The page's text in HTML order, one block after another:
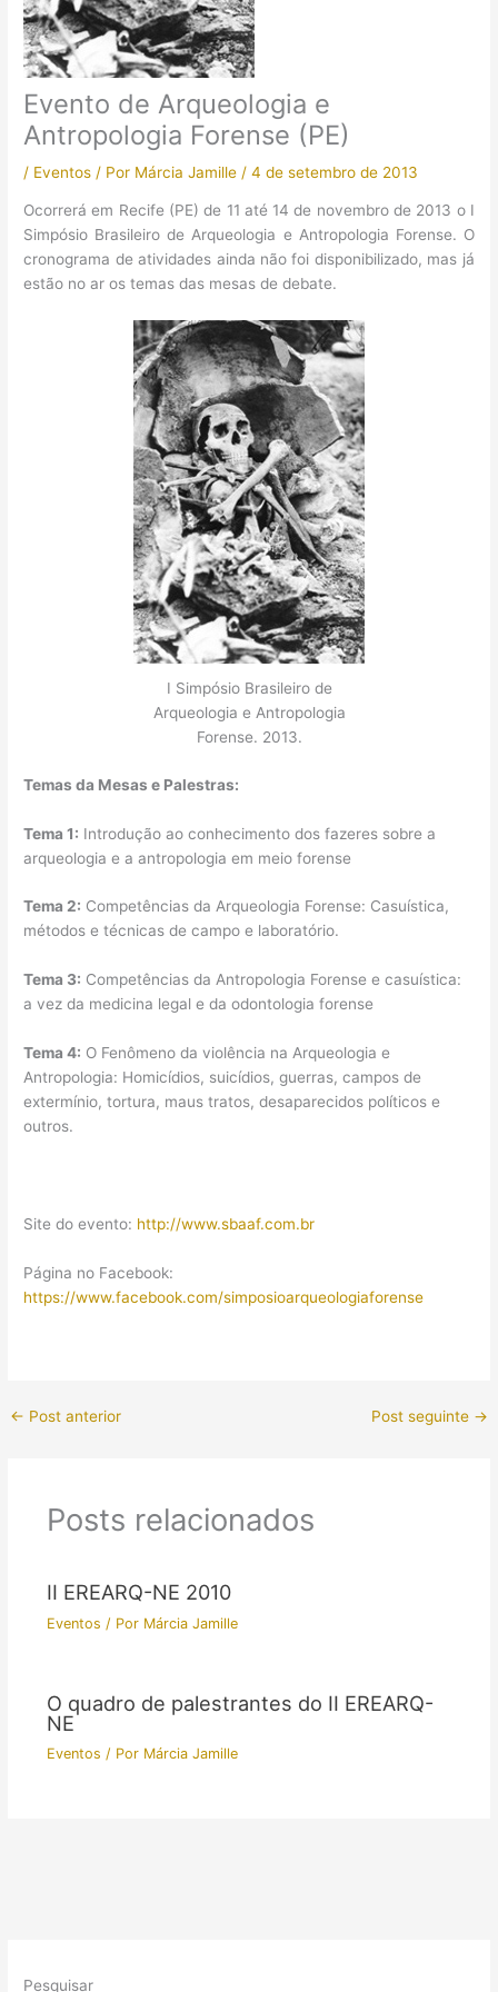
Evento de Arqueologia e
Antropologia Forense (PE)
/ Eventos / Por Márcia Jamille /4 de setembro de 2013
Ocorrerá em Recife (PE) de 11 até 14 de novembro de 2013 o I
Simpósio Brasileiro de Arqueologia e Antropologia Forense. O
cronograma de atividades ainda não foi disponibilizado, mas já
estão no ar os temas das mesas de debate.
I Simpósio Brasileiro de
Arqueologia e Antropologia
Forense. 2013.
Temas da Mesas e Palestras:
Tema 1: Introdução ao conhecimento dos fazeres sobre a
arqueologia e a antropologia em meio forense
Tema 2: Competências da Arqueologia Forense: Casuística,
métodos e técnicas de campo e laboratório.
Tema 3: Competências da Antropologia Forense e casuística:
a vez da medicina legal e da odontologia forense
Tema 4: O Fenômeno da violência na Arqueologia e
Antropologia: Homicídios, suicídios, guerras, campos de
extermínio, tortura, maus tratos, desaparecidos políticos e
outros.
Site do evento: http://www.sbaaf.com.br
Página no Facebook:
https://www.facebook.com/simposioarqueologiaforense
← Post anterior Post seguinte →
Posts relacionados
II EREARQ-NE 2010
Eventos / Por Márcia Jamille
O quadro de palestrantes do II EREARQ-
NE
Eventos / Por Márcia Jamille
Pesquisar